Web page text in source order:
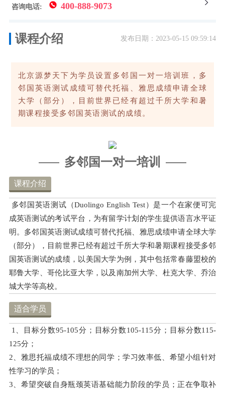
咨询电话: 400-888-9073
课程介绍 发布日期：2023-05-15 09:59:14
北京源梦天下为学员设置多邻国一对一培训班，多
邻国英语测试成绩可替代托福、雅思成绩申请全球
⼤学（部分），目前世界已经有超过千所⼤学和暑
期课程接受多邻国英语测试的成绩。
多邻国一对一培训
课程介绍
多邻国英语测试（Duolingo English Test）是⼀个在家便可完
成英语测试的考试平台，为有留学计划的学⽣提供语⾔⽔平证
明。多邻国英语测试成绩可替代托福、雅思成绩申请全球⼤学
（部分），目前世界已经有超过千所⼤学和暑期课程接受多邻
国英语测试的成绩，以美国⼤学为例，其中包括常春藤盟校的
耶鲁⼤学、哥伦比亚⼤学，以及南加州⼤学、杜克⼤学、乔治
城⼤学等⾼校。
适合学员
1、目标分数95-105分；目标分数105-115分；目标分数115-
125分；
2、雅思托福成绩不理想的同学；学习效率低、希望小组针对
性学习的学员；
3、希望突破自身瓶颈英语基础能力阶段的学员；正在争取补